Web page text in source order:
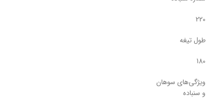
220
طول تیغه
180
ویژگی‌های سوهان
و سنباده